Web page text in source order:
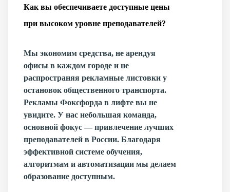
Как вы обеспечиваете доступные цены
при высоком уровне преподавателей?
Мы экономим средства, не арендуя
офисы в каждом городе и не
распространяя рекламные листовки у
остановок общественного транспорта.
Рекламы Фоксфорда в лифте вы не
увидите. У нас небольшая команда,
основной фокус — привлечение лучших
преподавателей в России. Благодаря
эффективной системе обучения,
алгоритмам и автоматизации мы делаем
образование доступным.